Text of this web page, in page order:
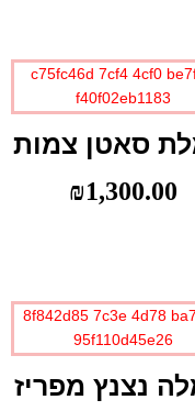
סאטן צמות
₪1,300.00
נצנץ מפריז